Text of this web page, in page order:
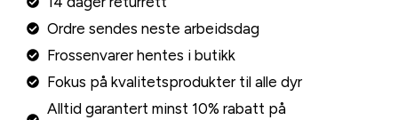
Ordre sendes neste arbeidsdag
Frossenvarer hentes i butikk
Fokus på kvalitetsprodukter til alle dyr
Alltid garantert minst 10% rabatt på